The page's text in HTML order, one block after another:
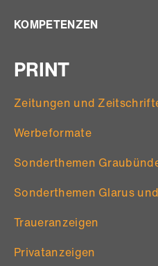
KOMPETENZEN
PRINT
Zeitungen und
Werbeformate
Sonderthemen
Sonderthemen Glarus
Traueranzeigen
Privatanzeigen